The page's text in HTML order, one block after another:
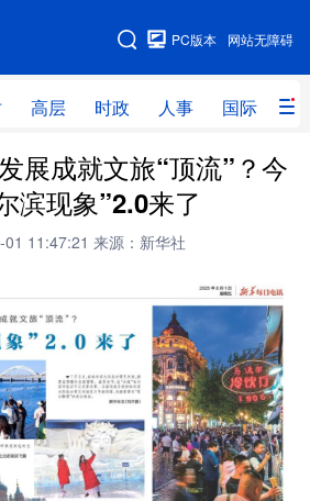
网站无障碍
PC版本
高层 时政 人事 国际 财
网站地图
层 时政 人事
经 网评
全球连线
普 体育 文化
事 访谈 视频
文件 金融 汽车
居 信息化 乡村振兴
市 旅游 能源
展成就文旅“顶流”？今
滨现象”2.0来了
11:47:21 来源：新华社